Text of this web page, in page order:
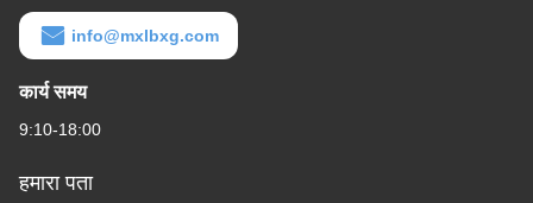
info@mxlbxg.com
कार्य समय
9:10-18:00
हमारा पता